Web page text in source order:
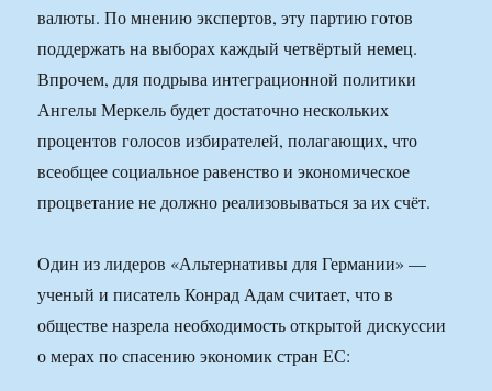
валюты. По мнению экспертов, эту партию готов
поддержать на выборах каждый четвёртый немец.
Впрочем, для подрыва интеграционной политики
Ангелы Меркель будет достаточно нескольких
процентов голосов избирателей, полагающих, что
всеобщее социальное равенство и экономическое
процветание не должно реализовываться за их счёт.
Один из лидеров «Альтернативы для Германии» —
ученый и писатель Конрад Адам считает, что в
обществе назрела необходимость открытой дискуссии
о мерах по спасению экономик стран ЕС: